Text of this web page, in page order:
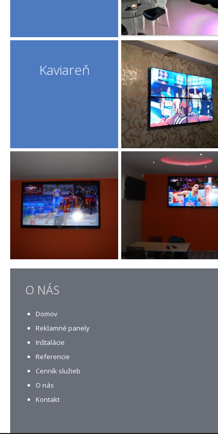
Kaviareň
O NÁS
Domov
Reklamné panely
Inštalácie
Referencie
Cenník služieb
O nás
Kontakt